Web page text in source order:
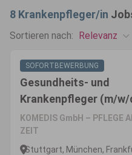
8 Krankenpfleger/in
Sortieren nach: Relevanz
SOFORTBEWERBUNG
Gesundheits- und
Krankenpfleger (m/w/
KOMEDIS GmbH – PFLEGE
ZEIT
Stuttgart, München,